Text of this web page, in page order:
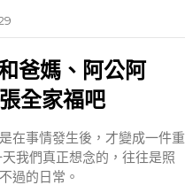
爸媽、阿公阿
全家福吧
在事情發生後，才變成一件重
我們真正想念的，往往是照
過的日常。